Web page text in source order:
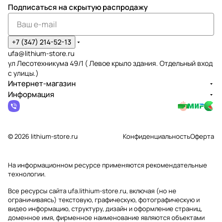
Подписаться на скрытую распродажу
+7 (347) 214-52-13
ufa@lithium-store.ru
ул Лесотехникума 49/1 ( Левое крыло здания. Отдельный вход
с улицы.)
Интернет-магазин
Информация
© 2026 lithium-store.ru КонфиденциальностьОферта
На информационном ресурсе применяютсярекомендательные
технологии.
Все ресурсы сайта ufa.lithium-store.ru, включая (но не
ограничиваясь) текстовую, графическую, фотографическую и
видео информацию, структуру, дизайн и оформление страниц,
доменное имя, фирменное наименование являются объектами